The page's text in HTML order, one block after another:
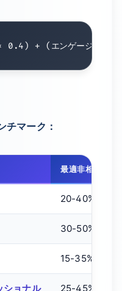
チマーク：
最適非相互比率
20-40%
30-50%
15-35%
ショナル 25-45%